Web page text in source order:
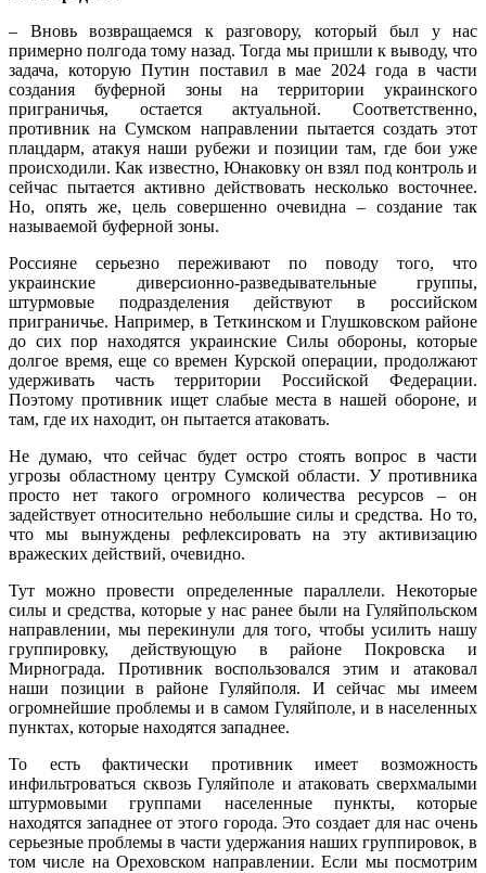
– Вновь возвращаемся к разговору, который был у нас
примерно полгода тому назад. Тогда мы пришли к выводу, что
задача, которую Путин поставил в мае 2024 года в части
создания буферной зоны на территории украинского
приграничья, остается актуальной. Соответственно,
противник на Сумском направлении пытается создать этот
плацдарм, атакуя наши рубежи и позиции там, где бои уже
происходили. Как известно, Юнаковку он взял под контроль и
сейчас пытается активно действовать несколько восточнее.
Но, опять же, цель совершенно очевидна – создание так
называемой буферной зоны.
Россияне серьезно переживают по поводу того, что
украинские диверсионно-разведывательные группы,
штурмовые подразделения действуют в российском
приграничье. Например, в Теткинском и Глушковском районе
до сих пор находятся украинские Силы обороны, которые
долгое время, еще со времен Курской операции, продолжают
удерживать часть территории Российской Федерации.
Поэтому противник ищет слабые места в нашей обороне, и
там, где их находит, он пытается атаковать.
Не думаю, что сейчас будет остро стоять вопрос в части
угрозы областному центру Сумской области. У противника
просто нет такого огромного количества ресурсов – он
задействует относительно небольшие силы и средства. Но то,
что мы вынуждены рефлексировать на эту активизацию
вражеских действий, очевидно.
Тут можно провести определенные параллели. Некоторые
силы и средства, которые у нас ранее были на Гуляйпольском
направлении, мы перекинули для того, чтобы усилить нашу
группировку, действующую в районе Покровска и
Мирнограда. Противник воспользовался этим и атаковал
наши позиции в районе Гуляйполя. И сейчас мы имеем
огромнейшие проблемы и в самом Гуляйполе, и в населенных
пунктах, которые находятся западнее.
То есть фактически противник имеет возможность
инфильтроваться сквозь Гуляйполе и атаковать сверхмалыми
штурмовыми группами населенные пункты, которые
находятся западнее от этого города. Это создает для нас очень
серьезные проблемы в части удержания наших группировок, в
том числе на Ореховском направлении. Если мы посмотрим